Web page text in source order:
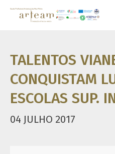
TALENTOS
CONQUISTAM
ESCOLAS SUP.
04 JULHO 2017